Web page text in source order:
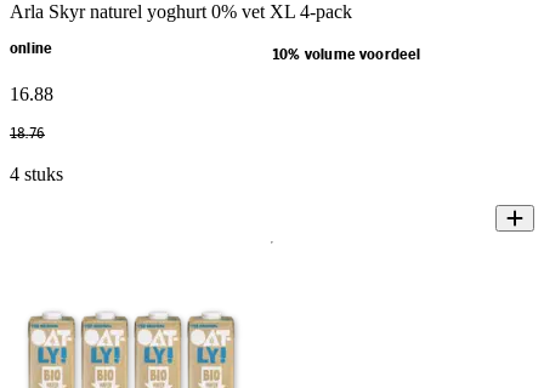
Arla Skyr naturel yoghurt 0% vet XL 4-pack
online 10% volume voordeel
16.88
18.76
4 stuks